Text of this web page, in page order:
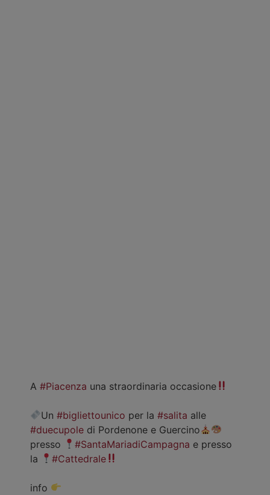
A #Piacenza una straordinaria occasione
Un#bigliettounico per la#salita alle
#duecupole di Pordenone e Guercino
presso
#SantaMariadiCampagna e presso
la
#Cattedrale
info